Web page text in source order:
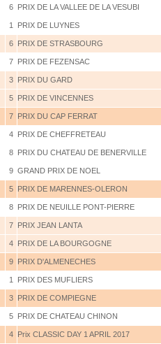
6 PRIX DE LA VALLEE DE LA VESUBI
1 PRIX DE LUYNES
6 PRIX DE STRASBOURG
7 PRIX DE FEZENSAC
3 PRIX DU GARD
5 PRIX DE VINCENNES
7 PRIX DU CAP FERRAT
4 PRIX DE CHEFFRETEAU
8 PRIX DU CHATEAU DE BENERVILLE
9 GRAND PRIX DE NOEL
5 PRIX DE MARENNES-OLERON
8 PRIX DE NEUILLE PONT-PIERRE
7 PRIX JEAN LANTA
4 PRIX DE LA BOURGOGNE
9 PRIX D'ALMENECHES
1 PRIX DES MUFLIERS
3 PRIX DE COMPIEGNE
5 PRIX DE CHATEAU CHINON
4 Prix CLASSIC DAY 1 APRIL 2017